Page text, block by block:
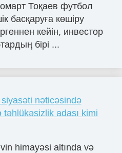
Тоқаев футбол
басқаруға көшіру
кейін, инвестор
бірі ...
nəticəsində
adası kimi
himayəsi altında və